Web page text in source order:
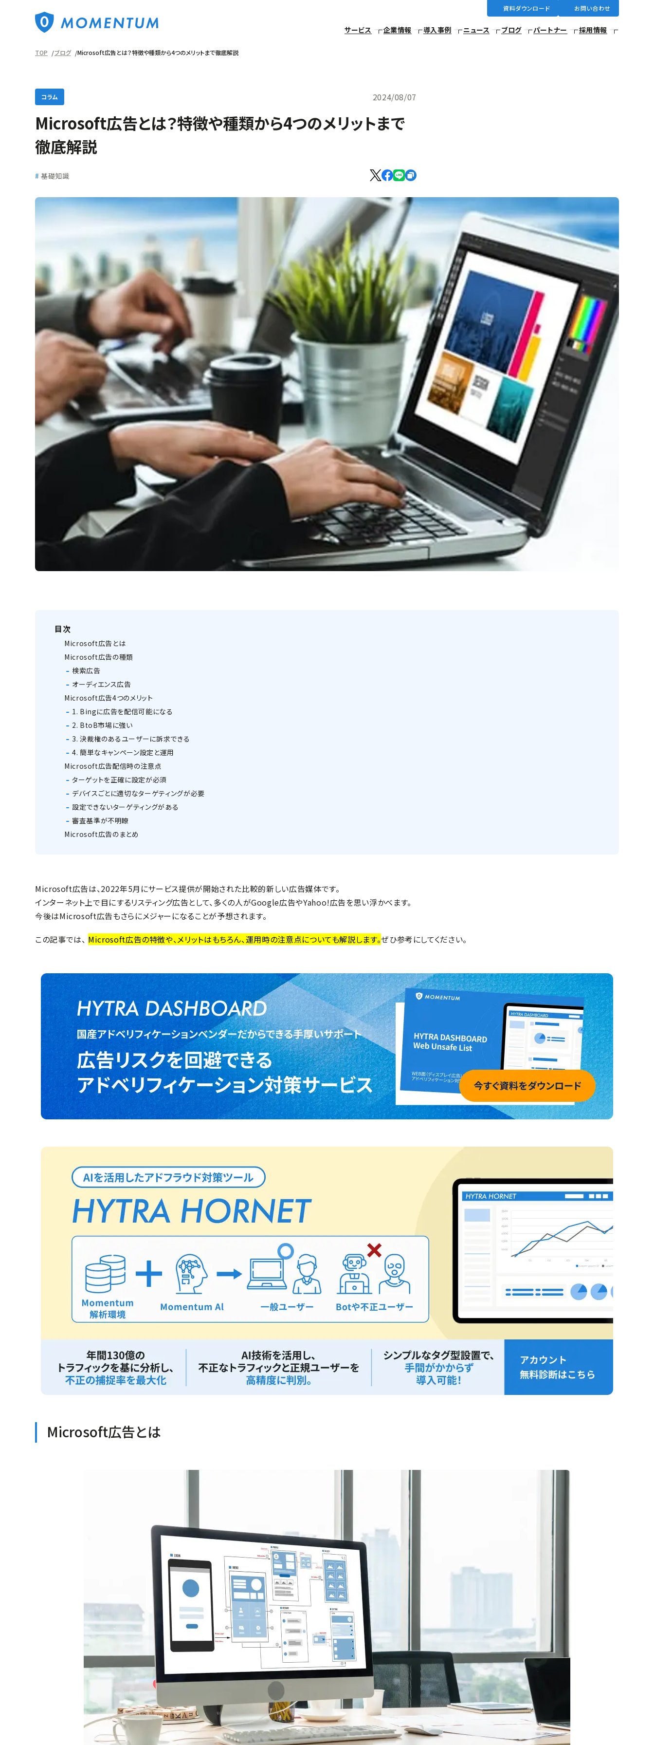
サービス 企業情報 導入事例 ニュース ブログ パートナー 採用情報
資料ダウンロード お問い合わせ
TOP ブログ Microsoft広告とは？特徴や種類から4つのメリットまで徹底解説
コラム 2024/08/07
Microsoft広告とは？特徴や種類から4つのメリットまで
徹底解説
基礎知識
目次
Microsoft広告とは
Microsoft広告の種類
検索広告
オーディエンス広告
Microsoft広告4つのメリット
1. Bingに広告を配信可能になる
2. BtoB市場に強い
3. 決裁権のあるユーザーに訴求できる
4. 簡単なキャンペーン設定と運用
Microsoft広告配信時の注意点
ターゲットを正確に設定が必須
デバイスごとに適切なターゲティングが必要
設定できないターゲティングがある
審査基準が不明瞭
Microsoft広告のまとめ
Microsoft広告は、2022年5月にサービス提供が開始された比較的新しい広告媒体です。
インターネット上で目にするリスティング広告として、多くの人がGoogle広告やYahoo!広告を思い浮かべます。
今後はMicrosoft広告もさらにメジャーになることが予想されます。
この記事では、 Microsoft広告の特徴や、メリットはもちろん、運用時の注意点についても解説します。ぜひ参考にしてください。
Microsoft広告とは